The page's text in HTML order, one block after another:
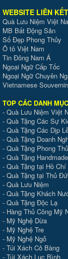
WEBSITE LIÊN KẾT
Quà Lưu Niệm Việt
MB Bất Động Sản
Số Đẹp Phong Thủy
Ô tô Việt Nam
Tin Đông Nam Á
Ngoại Ngữ Cấp Tốc
Ngoại Ngữ Chuyên
Vietnamese
TOP CÁC DANH
- Quà Lưu Niệm Việt
- Quà Tặng Các Sự
- Quà Tặng Các Dịp
- Quà Tặng Doanh
- Quà Tặng Phong
- Quà Tặng Handmade
- Quà Tặng tại Hồ Chí
- Quà Tặng tại Thủ
- Quà Lưu Niệm
- Quà Tặng Khách
- Quà Tặng Độc Lạ
- Hàng Thủ Công Mỹ
- Mỹ Nghệ Dừa
- Mỹ Nghệ Tre
- Mỹ Nghệ Ngỗ
- Túi Xách Cỏ Bàng
- Túi Xách Lục Bình